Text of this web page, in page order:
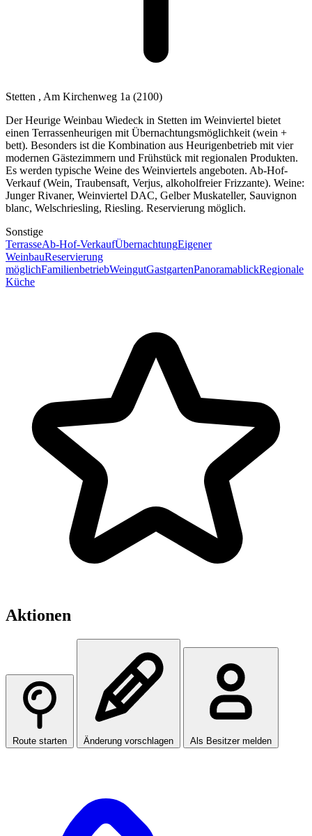
Stetten , Am Kirchenweg 1a (2100)
Der Heurige Weinbau Wiedeck in Stetten im Weinviertel bietet
einen Terrassenheurigen mit Übernachtungsmöglichkeit (wein +
bett). Besonders ist die Kombination aus Heurigenbetrieb mit vier
modernen Gästezimmern und Frühstück mit regionalen Produkten.
Es werden typische Weine des Weinviertels angeboten. Ab-Hof-
Verkauf (Wein, Traubensaft, Verjus, alkoholfreier Frizzante). Weine:
Junger Rivaner, Weinviertel DAC, Gelber Muskateller, Sauvignon
blanc, Welschriesling, Riesling. Reservierung möglich.
Sonstige
TerrasseAb-Hof-VerkaufÜbernachtungEigener
WeinbauReservierung
möglichFamilienbetriebWeingutGastgartenPanoramablickRegionale
Küche
Aktionen
Route starten Änderung vorschlagen Als Besitzer melden